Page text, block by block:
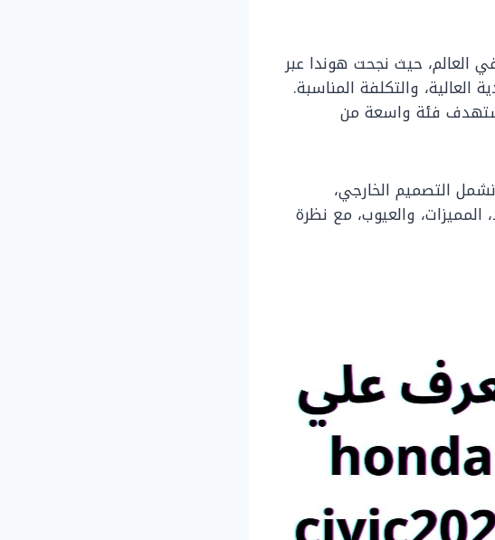
العالم، حيث نجحت هوندا عبر
العالية، والتكلفة المناسبة.
فئة واسعة من
تشمل التصميم الخارجي،
المميزات، والعيوب، مع نظرة